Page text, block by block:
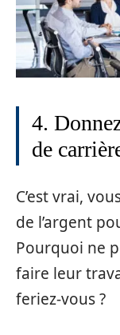
4.
de
C’est vrai,
de l’argent
Pourquoi ne
faire leur
feriez-vous ?